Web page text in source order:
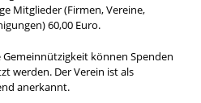
Mitglieder (Firmen, Vereine,
60,00 Euro.
können Spenden
werden. Der Verein ist als
anerkannt.